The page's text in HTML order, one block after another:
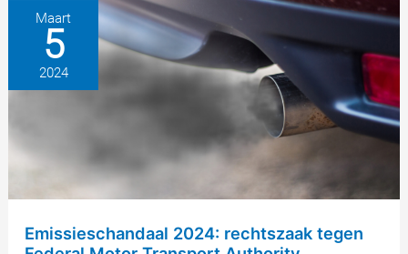
Benz:
consumentenbelangenbehartigers
boeken
gedeeltelijk
Maart
5
2024
Emissieschandaal 2024: rechtszaak tegen